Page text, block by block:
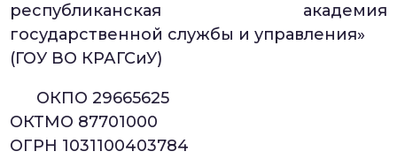
республиканская академия
государственной службы и управления»
(ГОУ ВО КРАГСиУ)
ОКПО 29665625
ОКТМО 87701000
ОГРН 1031100403784